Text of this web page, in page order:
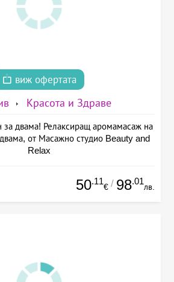
виж офертата
Красота и Здраве
двама! Релаксиращ аромамасаж на
двама, от Масажно студио Beauty and
Relax
50.11
€ / 98.01
лв.